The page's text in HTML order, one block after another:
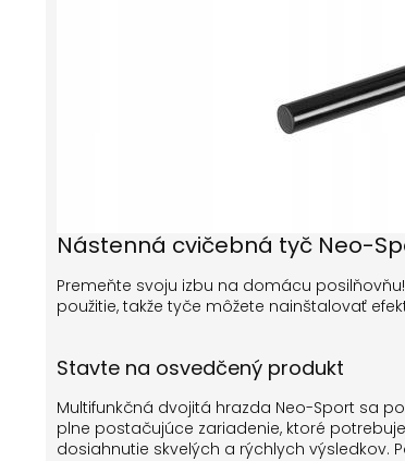
Nástenná cvičebná tyč Neo-
Premeňte svoju izbu na domácu
použitie, takže tyče môžete nainštalovať
Stavte na osvedčený produkt
Multifunkčná dvojitá hrazda Neo-Sport sa
plne postačujúce zariadenie, ktoré
dosiahnutie skvelých a rýchlych výsledkov.